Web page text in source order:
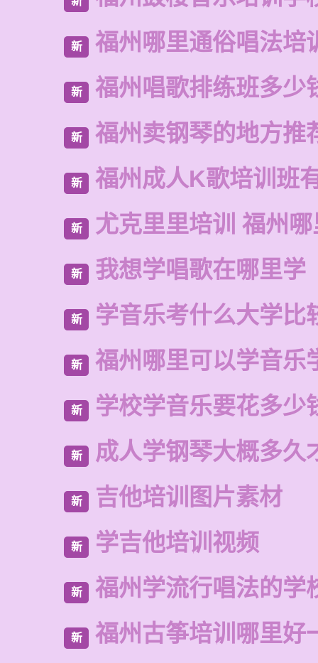
新 福州哪里通俗唱法培
新 福州唱歌排练班多少
新 福州卖钢琴的地方推
新 福州成人K歌培训班
新 尤克里里培训 福州
新 我想学唱歌在哪里学
新 学音乐考什么大学比
新 福州哪里可以学音乐
新 学校学音乐要花多少
新 成人学钢琴大概多久
新 吉他培训图片素材
新 学吉他培训视频
新 福州学流行唱法的学
新 福州古筝培训哪里好